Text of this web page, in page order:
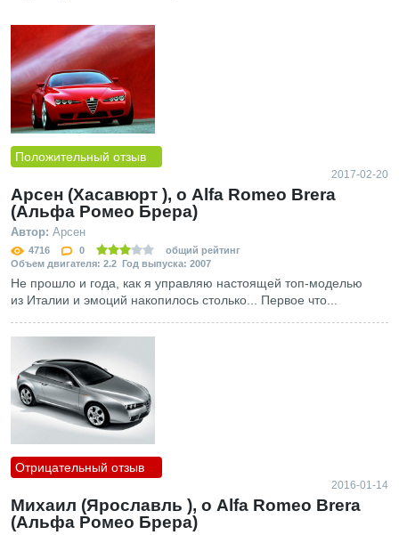
Положительный отзыв
2017-02-20
Арсен (Хасавюрт ), о Alfa Romeo Brera
(Альфа Ромео Брера)
Автор: Арсен
4716 0
общий рейтинг
Объем двигателя: 2.2 Год выпуска: 2007
Не прошло и года, как я управляю настоящей топ-моделью
из Италии и эмоций накопилось столько... Первое что...
Отрицательный отзыв
2016-01-14
Михаил (Ярославль ), о Alfa Romeo Brera
(Альфа Ромео Брера)